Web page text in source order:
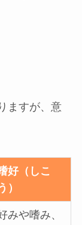
ますが、意
好（しこ
）
みや嗜み、